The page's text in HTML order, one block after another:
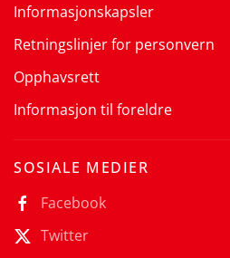
Informasjonskapsler
Retningslinjer for personvern
Opphavsrett
Informasjon til foreldre
SOSIALE MEDIER
Facebook
Twitter